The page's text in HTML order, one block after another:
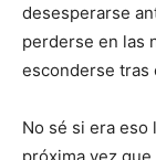
desesperarse
perderse en las
esconderse tras
No sé si era